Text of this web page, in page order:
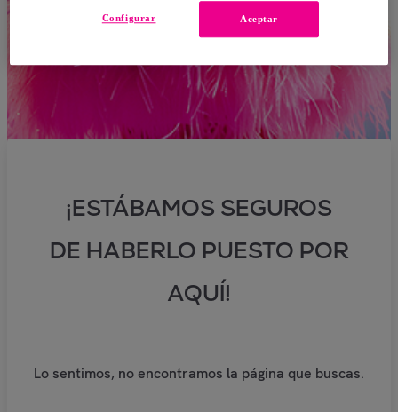
¡ESTÁBAMOS SEGUROS
DE HABERLO PUESTO POR
AQUÍ!
Lo sentimos, no encontramos la página que buscas.
Aceptar
Configurar